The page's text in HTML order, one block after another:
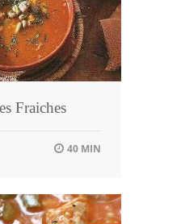
Fraiches
40 MIN